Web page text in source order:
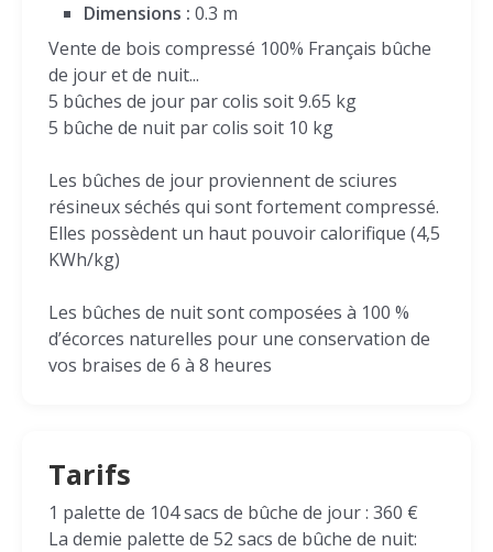
Dimensions : 0.3 m
Vente de bois compressé 100% Français bûche
de jour et de nuit...
5 bûches de jour par colis soit 9.65 kg
5 bûche de nuit par colis soit 10 kg
Les bûches de jour proviennent de sciures
résineux séchés qui sont fortement compressé.
Elles possèdent un haut pouvoir calorifique (4,5
KWh/kg)
Les bûches de nuit sont composées à 100 %
d’écorces naturelles pour une conservation de
vos braises de 6 à 8 heures
Tarifs
1 palette de 104 sacs de bûche de jour : 360 €
La demie palette de 52 sacs de bûche de nuit: